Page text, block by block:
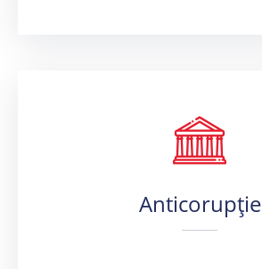
Anticorupție